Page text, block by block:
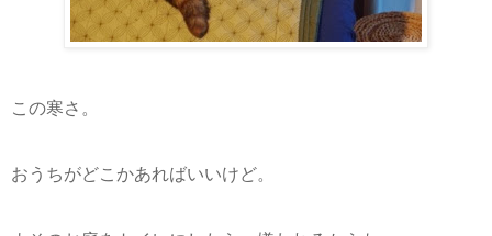
この寒さ。
おうちがどこかあればいいけど。